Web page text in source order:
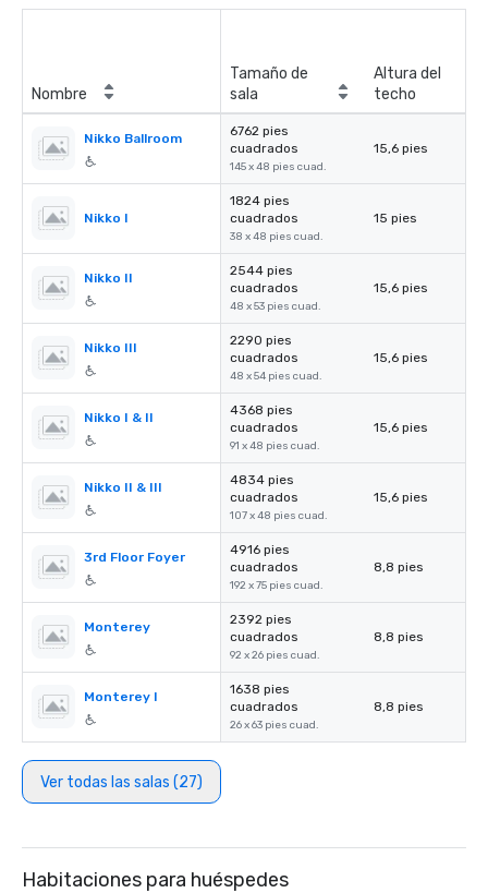
Nombre
Tamaño de
sala
Altura del
techo
Nikko Ballroom
6762 pies
cuadrados
145 x 48 pies cuad.
15,6 pies
Nikko I
1824 pies
cuadrados
38 x 48 pies cuad.
15 pies
Nikko II
2544 pies
cuadrados
48 x 53 pies cuad.
15,6 pies
Nikko III
2290 pies
cuadrados
48 x 54 pies cuad.
15,6 pies
Nikko I & II
4368 pies
cuadrados
91 x 48 pies cuad.
15,6 pies
Nikko II & III
4834 pies
cuadrados
107 x 48 pies cuad.
15,6 pies
3rd Floor Foyer
4916 pies
cuadrados
192 x 75 pies cuad.
8,8 pies
Monterey
2392 pies
cuadrados
92 x 26 pies cuad.
8,8 pies
Monterey I
1638 pies
cuadrados
26 x 63 pies cuad.
8,8 pies
Ver todas las salas (27)
Habitaciones para huéspedes